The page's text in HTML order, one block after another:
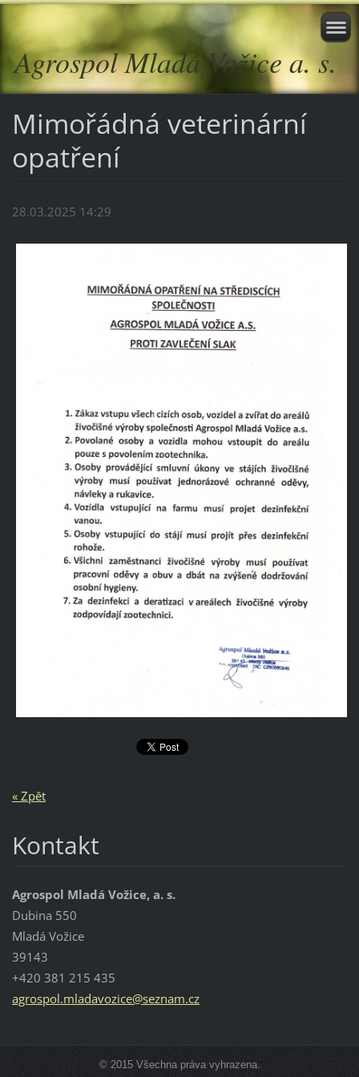
Agrospol Mladá Vožice a. s.
Mimořádná veterinární
opatření
28.03.2025 14:29
« Zpět
Kontakt
Agrospol Mladá Vožice, a. s.
Dubina 550
Mladá Vožice
39143
+420 381 215 435
agrospol.mladavozice@seznam.cz
© 2015 Všechna práva vyhrazena.